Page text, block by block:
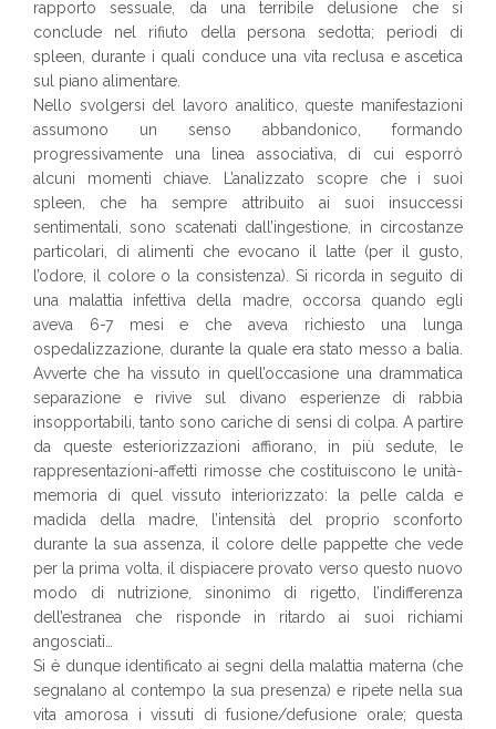
rapporto sessuale, da una terribile delusione che si
conclude nel rifiuto della persona sedotta; periodi di
spleen, durante i quali conduce una vita reclusa e ascetica
sul piano alimentare.
Nello svolgersi del lavoro analitico, queste manifestazioni
assumono un senso abbandonico, formando
progressivamente una linea associativa, di cui esporrò
alcuni momenti chiave. L’analizzato scopre che i suoi
spleen, che ha sempre attribuito ai suoi insuccessi
sentimentali, sono scatenati dall’ingestione, in circostanze
particolari, di alimenti che evocano il latte (per il gusto,
l’odore, il colore o la consistenza). Si ricorda in seguito di
una malattia infettiva della madre, occorsa quando egli
aveva 6-7 mesi e che aveva richiesto una lunga
ospedalizzazione, durante la quale era stato messo a balia.
Avverte che ha vissuto in quell’occasione una drammatica
separazione e rivive sul divano esperienze di rabbia
insopportabili, tanto sono cariche di sensi di colpa. A partire
da queste esteriorizzazioni affiorano, in più sedute, le
rappresentazioni-affetti rimosse che costituiscono le unità-
memoria di quel vissuto interiorizzato: la pelle calda e
madida della madre, l’intensità del proprio sconforto
durante la sua assenza, il colore delle pappette che vede
per la prima volta, il dispiacere provato verso questo nuovo
modo di nutrizione, sinonimo di rigetto, l’indifferenza
dell’estranea che risponde in ritardo ai suoi richiami
angosciati…
Si è dunque identificato ai segni della malattia materna (che
segnalano al contempo la sua presenza) e ripete nella sua
vita amorosa i vissuti di fusione/defusione orale; questa